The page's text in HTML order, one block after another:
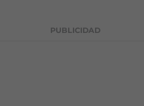
PUBLICIDAD